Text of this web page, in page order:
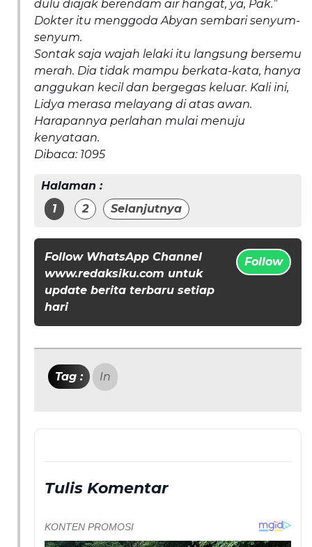
dulu diajak berendam air hangat, ya, Pak.”
Dokter itu menggoda Abyan sembari senyum-
senyum.
Sontak saja wajah lelaki itu langsung bersemu
merah. Dia tidak mampu berkata-kata, hanya
anggukan kecil dan bergegas keluar. Kali ini,
Lidya merasa melayang di atas awan.
Harapannya perlahan mulai menuju
kenyataan.
Dibaca: 1095
Halaman :
1
2 Selanjutnya
Follow WhatsApp Channel
www.redaksiku.com untuk
update berita terbaru setiap
hari
Follow
Tag : In
Tulis Komentar